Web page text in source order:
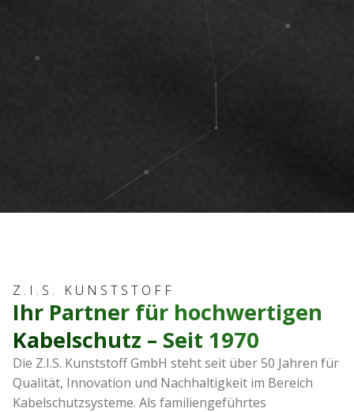
Z.I.S. KUNSTSTOFF
Ihr Partner für hochwertigen
Kabelschutz – Seit 1970
Die Z.I.S. Kunststoff GmbH steht seit über 50 Jahren für
Qualität, Innovation und Nachhaltigkeit im Bereich
Kabelschutzsysteme. Als familiengeführtes